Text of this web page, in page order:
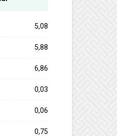
5,08
5,88
6,86
0,03
0,06
0,75